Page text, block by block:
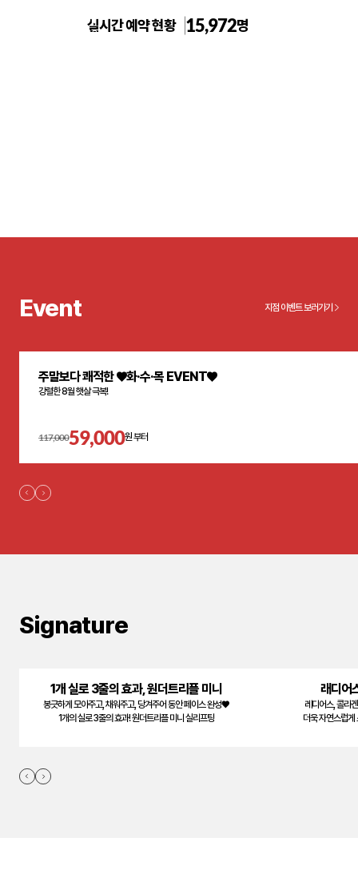
일산주엽 톡스앤필의원
실시간 예약 현황 15,972명
Event 지점 이벤트 보러가기
주말보다 쾌적한 ♥화·수·목 EVENT♥
강렬한 8월 햇살 극복!
117,00059,000원 부터
Signature
1개 실로 3줄의 효과, 원더트리플 미니
봉긋하게 모아주고, 채워주고, 당겨주어 동안 페이스 완성♥
1개의 실로 3줄의 효과! 원더트리플 미니 실리프팅
래디어
레디어스, 콜라
더욱 자연스럽게